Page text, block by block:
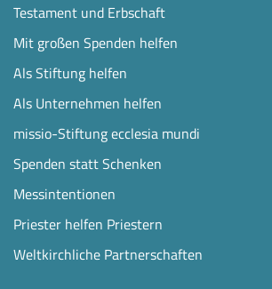
Testament und Erbschaft
Mit großen Spenden helfen
Als Stiftung helfen
Als Unternehmen helfen
missio-Stiftung ecclesia mundi
Spenden statt Schenken
Messintentionen
Priester helfen Priestern
Weltkirchliche Partnerschaften